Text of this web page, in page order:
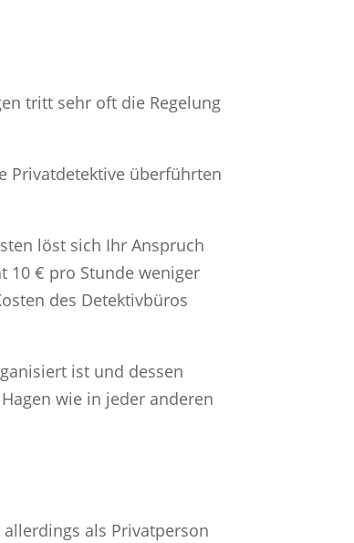
tritt sehr oft die Regelung
Privatdetektive überführten
löst sich Ihr Anspruch
10 € pro Stunde weniger
des Detektivbüros
ist und dessen
wie in jeder anderen
als Privatperson